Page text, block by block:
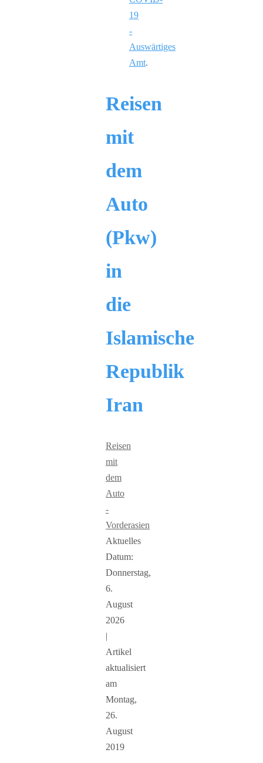
19
-
Auswärtiges
Amt.
Reisen
mit
dem
Auto
(Pkw)
in
die
Islamische
Republik
Iran
Reisen
mit
dem
Auto
-
Vorderasien
Aktuelles
Datum:
Donnerstag,
6.
August
2026
|
Artikel
aktualisiert
am
Montag,
26.
August
2019